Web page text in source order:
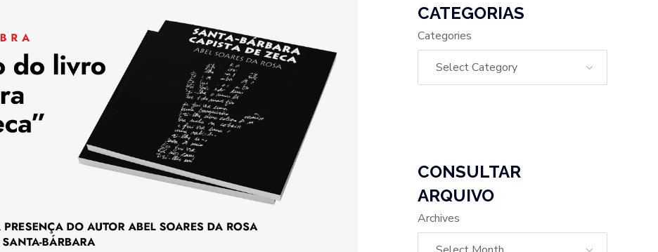
CATEGORIAS
Categories
CONSULTAR
ARQUIVO
Archives